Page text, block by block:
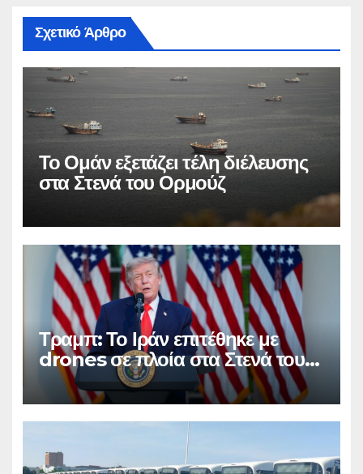
Σχετικό Άρθρο
Το Ομάν εξετάζει τέλη διέλευσης
στα Στενά του Ορμούζ
Τραμπ: Το Ιράν επιτέθηκε με
drones σε πλοία στα Στενά του
Ορμούζ